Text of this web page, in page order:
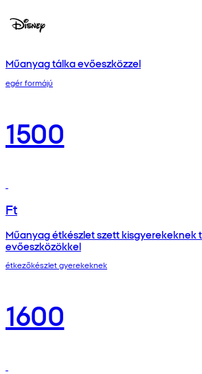
Műanyag tálka evőeszközzel
egér formájú
1500
Ft
Műanyag étkészlet szett kisgyerekeknek
evőeszközökkel
étkezőkészlet gyerekeknek
1600